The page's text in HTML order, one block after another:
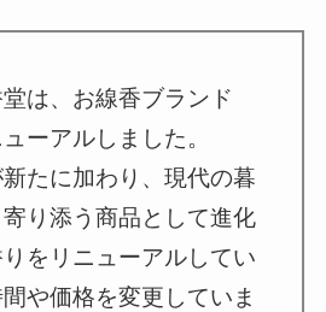
は、お線香ブランド
ーアルしました。
たに加わり、現代の暮
り添う商品として進化
をリニューアルしてい
や価格を変更していま